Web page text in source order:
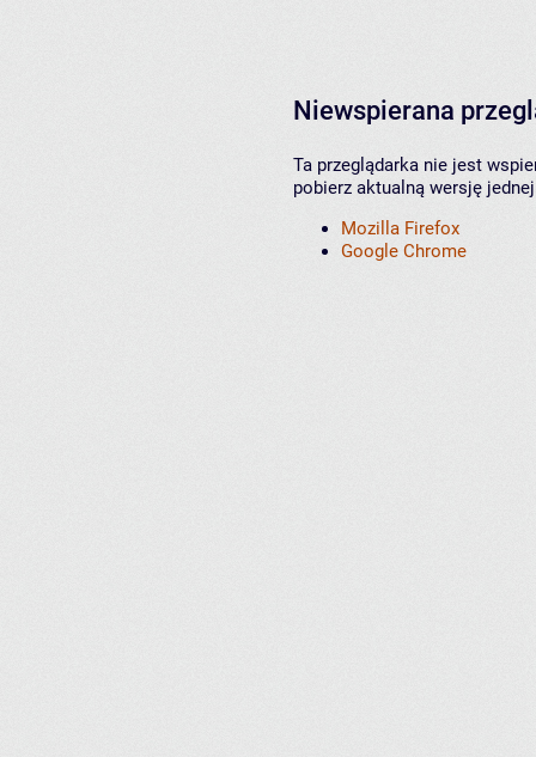
Niewspierana
Ta przeglądarka nie jest
pobierz aktualną wersję
Mozilla Firefox
Google Chrome